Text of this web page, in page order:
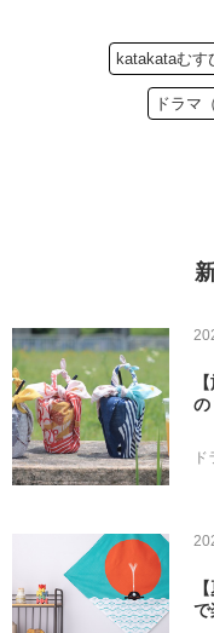
katakataむす
ドラマ
の
で